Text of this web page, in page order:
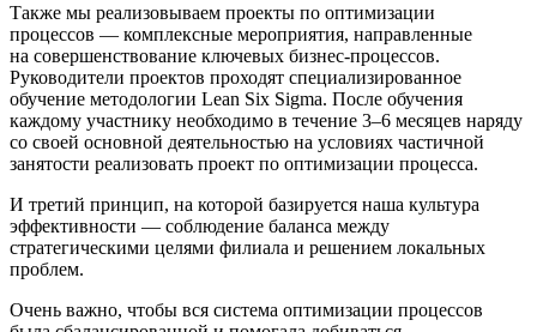
Также мы реализовываем проекты по оптимизации
процессов — комплексные мероприятия, направленные
на совершенствование ключевых бизнес-процессов.
Руководители проектов проходят специализированное
обучение методологии Lean Six Sigma. После обучения
каждому участнику необходимо в течение 3–6 месяцев наряду
со своей основной деятельностью на условиях частичной
занятости реализовать проект по оптимизации процесса.
И третий принцип, на которой базируется наша культура
эффективности — соблюдение баланса между
стратегическими целями филиала и решением локальных
проблем.
Очень важно, чтобы вся система оптимизации процессов